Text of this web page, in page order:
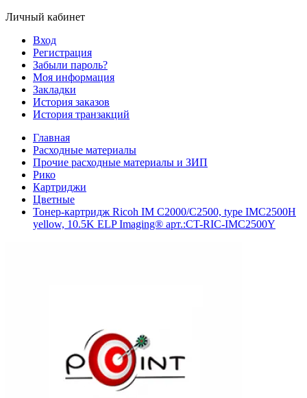
Личный кабинет
Вход
Регистрация
Забыли пароль?
Моя информация
Закладки
История заказов
История транзакций
Главная
Расходные материалы
Прочие расходные материалы и ЗИП
Рико
Картриджи
Цветные
Тонер-картридж Ricoh IM C2000/C2500, type IMC2500H
yellow, 10.5K ELP Imaging® арт.:CT-RIC-IMC2500Y